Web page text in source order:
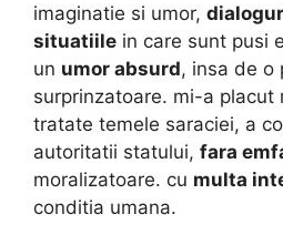
imaginatie si umor,
situatiile in care sunt pusi
un umor absurd, insa de o
surprinzatoare. mi-a placut
tratate temele saraciei, a
autoritatii statului, fara
moralizatoare. cu multa
conditia umana.